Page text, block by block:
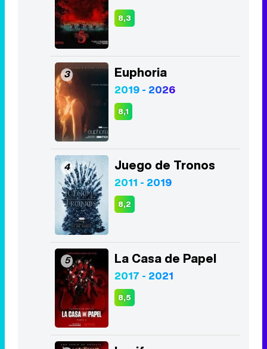
8,3
3 Euphoria
2019 - 2026
8,1
4 Juego de Tronos
2011 - 2019
8,2
5 La Casa de Papel
2017 - 2021
8,5